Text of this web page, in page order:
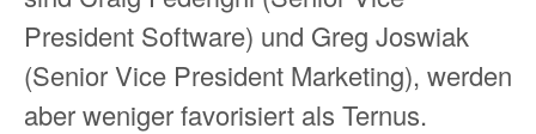
President Software) und Greg Joswiak
(Senior Vice President Marketing), werden
aber weniger favorisiert als Ternus.